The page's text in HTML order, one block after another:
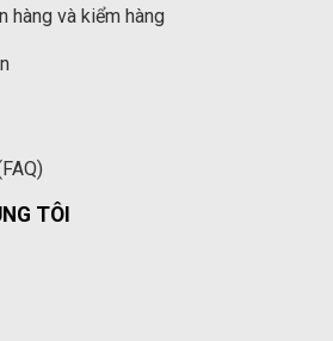
hàng và kiểm hàng
TÔI